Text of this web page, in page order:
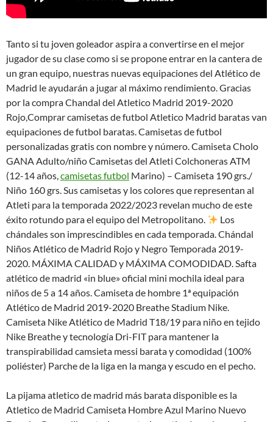
Tanto si tu joven goleador aspira a convertirse en el mejor
jugador de su clase como si se propone entrar en la cantera de
un gran equipo, nuestras nuevas equipaciones del Atlético de
Madrid le ayudarán a jugar al máximo rendimiento. Gracias
por la compra Chandal del Atletico Madrid 2019-2020
Rojo,Comprar camisetas de futbol Atletico Madrid baratas van
equipaciones de futbol baratas. Camisetas de futbol
personalizadas gratis con nombre y número. Camiseta Cholo
GANA Adulto/niño Camisetas del Atleti Colchoneras ATM
(12-14 años,camisetas futbol Marino) – Camiseta 190 grs./
Niño 160 grs. Sus camisetas y los colores que representan al
Atleti para la temporada 2022/2023 revelan mucho de este
éxito rotundo para el equipo del Metropolitano.
Los
chándales son imprescindibles en cada temporada. Chándal
Niños Atlético de Madrid Rojo y Negro Temporada 2019-
2020. MÁXIMA CALIDAD y MÁXIMA COMODIDAD. Safta
atlético de madrid «in blue» oficial mini mochila ideal para
niños de 5 a 14 años. Camiseta de hombre 1ª equipación
Atlético de Madrid 2019-2020 Breathe Stadium Nike.
Camiseta Nike Atlético de Madrid T18/19 para niño en tejido
Nike Breathe y tecnología Dri-FIT para mantener la
transpirabilidad camsieta messi barata y comodidad (100%
poliéster) Parche de la liga en la manga y escudo en el pecho.
La pijama atletico de madrid más barata disponible es la
Atletico de Madrid Camiseta Hombre Azul Marino Nuevo